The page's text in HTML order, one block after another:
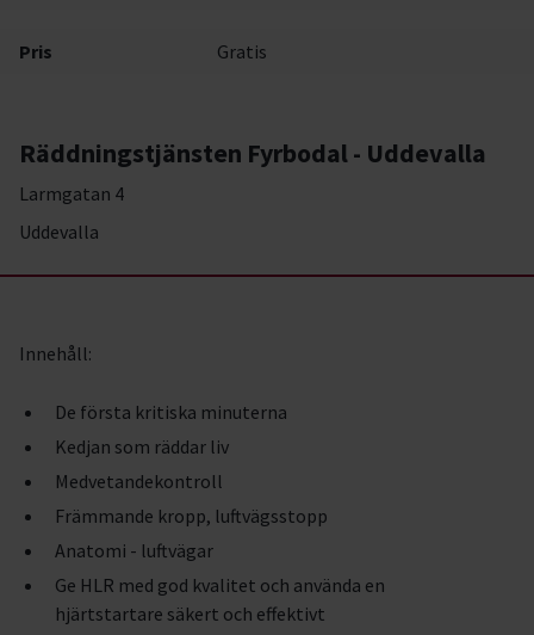
Pris Gratis
Räddningstjänsten Fyrbodal - Uddevalla
Larmgatan 4
Uddevalla
Innehåll:
De första kritiska minuterna
Kedjan som räddar liv
Medvetandekontroll
Främmande kropp, luftvägsstopp
Anatomi - luftvägar
Ge HLR med god kvalitet och använda en
hjärtstartare säkert och effektivt